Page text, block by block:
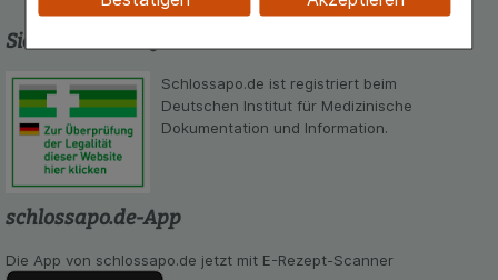
Einkaufserlebnis noch ansprechender zu gestalten,
beispielsweise für die Wiedererkennung des
Besuchers oder unsere Seite an bevorzugte
Verhaltensweisen (z.B. Spracheinstellung)
anzupassen. Komfort-Cookies ermöglichen es uns
auch auf Ihre Bedürfnisse zugeschrittene Inhalte
anzuzeigen und unser Partnerprogramm zu
betreiben.
Statistik & Tracking:Hierüber lassen sich
Informationen über die Art und Weise der Nutzung
Sicherheit und Qualität
Schlossapo.de ist registriert beim
Deutschen Institut für Medizinische
Dokumentation und Information.
schlossapo.de-App
Die App von schlossapo.de jetzt mit E-Rezept-Scanner